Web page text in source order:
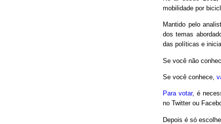
mobilidade por
Mantido pelo
dos temas
das políticas e
Se você não
Se você conhece,
Para votar, é
no Twitter ou
Depois é só